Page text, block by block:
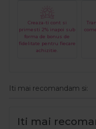
Creaza-ti cont si
primesti 2% inapoi sub
forma de bonus de
fidelitate pentru fiecare
achizitie.
Iti mai recomandam si:
Iti mai